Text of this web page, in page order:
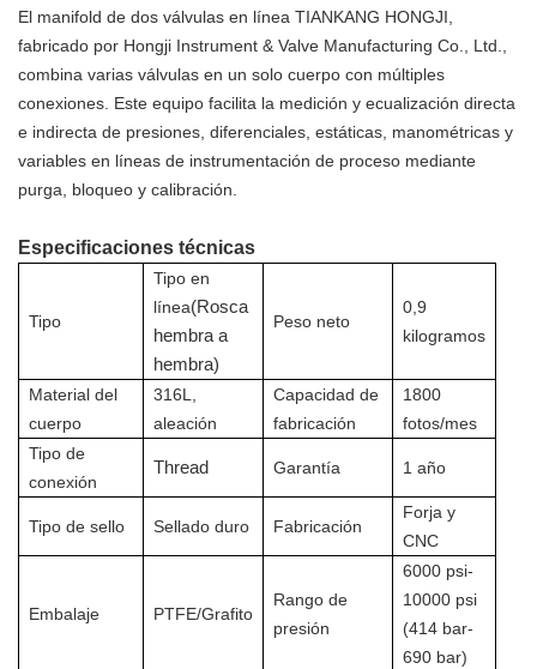
El manifold de dos válvulas en línea TIANKANG HONGJI,
fabricado por Hongji Instrument & Valve Manufacturing Co., Ltd.,
combina varias válvulas en un solo cuerpo con múltiples
conexiones. Este equipo facilita la medición y ecualización directa
e indirecta de presiones, diferenciales, estáticas, manométricas y
variables en líneas de instrumentación de proceso mediante
purga, bloqueo y calibración.
Especificaciones técnicas
Tipo
Tipo en
línea(Rosca
hembra a
hembra)
Peso neto
0,9
kilogramos
Material del
cuerpo
316L,
aleación
Capacidad de
fabricación
1800
fotos/mes
Tipo de
conexión
Thread Garantía 1 año
Tipo de sello Sellado duro Fabricación
Forja y
CNC
Embalaje PTFE/Grafito
Rango de
presión
6000 psi-
10000 psi
(414 bar-
690 bar)